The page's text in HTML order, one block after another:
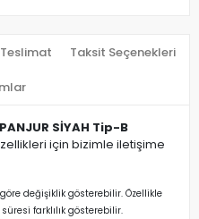
Taksit Seçenekleri
SİYAH Tip-B
için bizimle iletişime
değişiklik gösterebilir. Özellikle
farklılık gösterebilir.